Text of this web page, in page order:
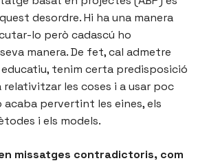
desordre. Hi ha una manera
lo però cadascú ho
manera. De fet, cal admetre
educatiu, tenim certa predisposició
relativitzar les coses i a usar poc
acaba pervertint les eines, els
i els models.
missatges contradictoris, com